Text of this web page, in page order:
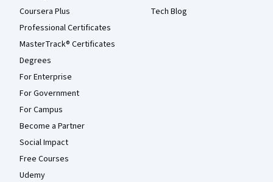
Coursera Plus
Professional Certificates
MasterTrack® Certificates
Degrees
For Enterprise
For Government
For Campus
Become a Partner
Social Impact
Free Courses
Udemy
Tech Blog